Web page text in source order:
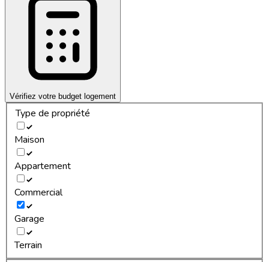
Vérifiez votre budget logement
Type de propriété
Maison
Appartement
Commercial
Garage
Terrain